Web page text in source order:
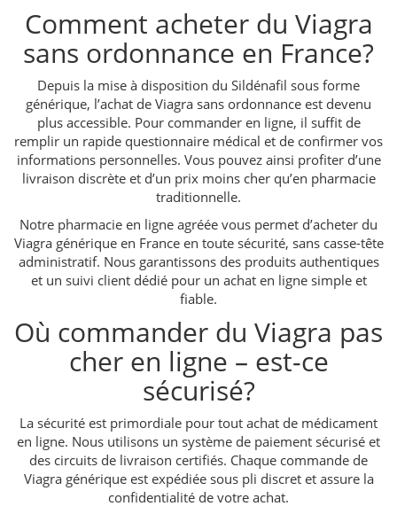
Comment acheter du Viagra
sans ordonnance en France?
Depuis la mise à disposition du Sildénafil sous forme
générique, l’achat de Viagra sans ordonnance est devenu
plus accessible. Pour commander en ligne, il suffit de
remplir un rapide questionnaire médical et de confirmer vos
informations personnelles. Vous pouvez ainsi profiter d’une
livraison discrète et d’un prix moins cher qu’en pharmacie
traditionnelle.
Notre pharmacie en ligne agréée vous permet d’acheter du
Viagra générique en France en toute sécurité, sans casse-tête
administratif. Nous garantissons des produits authentiques
et un suivi client dédié pour un achat en ligne simple et
fiable.
Où commander du Viagra pas
cher en ligne – est-ce
sécurisé?
La sécurité est primordiale pour tout achat de médicament
en ligne. Nous utilisons un système de paiement sécurisé et
des circuits de livraison certifiés. Chaque commande de
Viagra générique est expédiée sous pli discret et assure la
confidentialité de votre achat.